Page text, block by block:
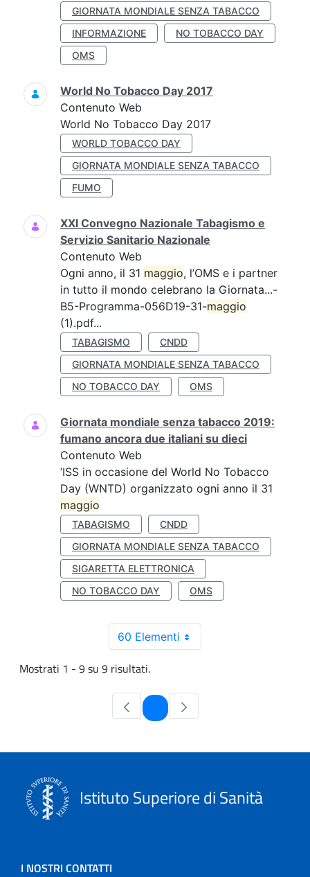
GIORNATA MONDIALE SENZA TABACCO
INFORMAZIONE
NO TOBACCO DAY
OMS
World No Tobacco Day 2017
Contenuto Web
World No Tobacco Day 2017
WORLD TOBACCO DAY
GIORNATA MONDIALE SENZA TABACCO
FUMO
XXI Convegno Nazionale Tabagismo e
Servizio Sanitario Nazionale
Contenuto Web
Ogni anno, il 31 maggio, l’OMS e i partner
in tutto il mondo celebrano la Giornata...-
B5-Programma-056D19-31-maggio
(1).pdf...
TABAGISMO
CNDD
GIORNATA MONDIALE SENZA TABACCO
NO TOBACCO DAY
OMS
Giornata mondiale senza tabacco 2019:
fumano ancora due italiani su dieci
Contenuto Web
’ISS in occasione del World No Tobacco
Day (WNTD) organizzato ogni anno il 31
maggio
TABAGISMO
CNDD
GIORNATA MONDIALE SENZA TABACCO
SIGARETTA ELETTRONICA
NO TOBACCO DAY
OMS
60 Elementi
Mostrati 1 - 9 su 9 risultati.
Pagina
Istituto Superiore di Sanità
I NOSTRI CONTATTI